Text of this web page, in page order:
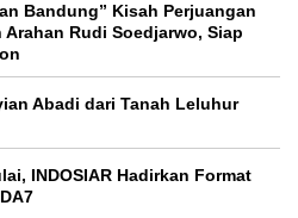
Bandung” Kisah Perjuangan
Rudi Soedjarwo, Siap
Abadi dari Tanah Leluhur
INDOSIAR Hadirkan Format